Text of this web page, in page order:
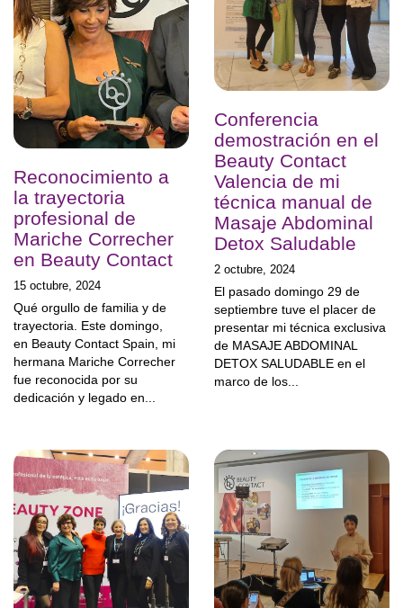
Reconocimiento a
la trayectoria
profesional de
Mariche Correcher
en Beauty Contact
15 octubre, 2024
Qué orgullo de familia y de
trayectoria. Este domingo,
en Beauty Contact Spain, mi
hermana Mariche Correcher
fue reconocida por su
dedicación y legado en...
Conferencia
demostración en el
Beauty Contact
Valencia de mi
técnica manual de
Masaje Abdominal
Detox Saludable
2 octubre, 2024
El pasado domingo 29 de
septiembre tuve el placer de
presentar mi técnica exclusiva
de MASAJE ABDOMINAL
DETOX SALUDABLE en el
marco de los...